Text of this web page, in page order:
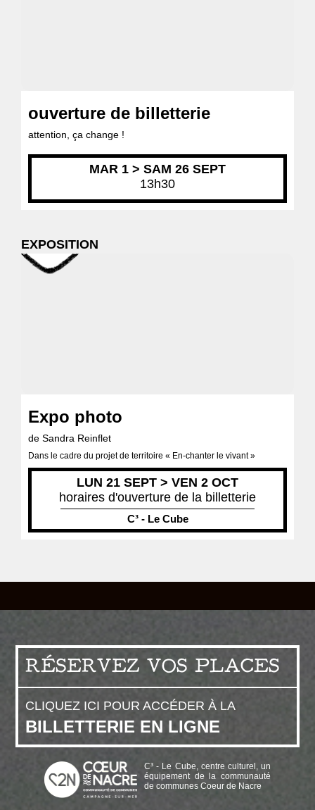
ouverture de billetterie
attention, ça change !
MAR 1 > SAM 26 SEPT
13h30
EXPOSITION
Expo photo
de Sandra Reinflet
Dans le cadre du projet de territoire « En-chanter le vivant »
LUN 21 SEPT > VEN 2 OCT
horaires d'ouverture de la billetterie
C³ - Le Cube
RÉSERVEZ VOS PLACES
CLIQUEZ ICI POUR ACCÉDER À LA
BILLETTERIE EN LIGNE
C³ - Le Cube, centre culturel, un
équipement de la communauté
de communes Coeur de Nacre